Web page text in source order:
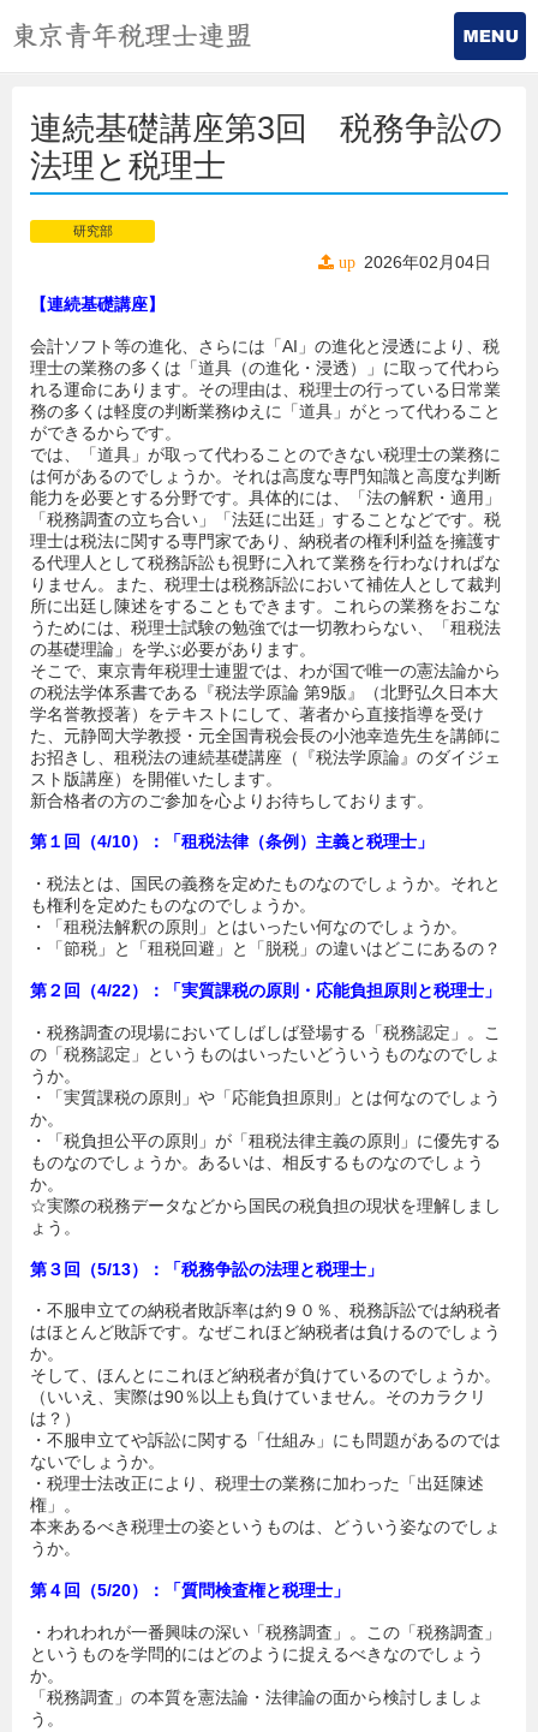
連続基礎講座第3回 税務争訟の
法理と税理士
研究部
up 2026年02月04日
【連続基礎講座】
会計ソフト等の進化、さらには「AI」の進化と浸透により、税
理士の業務の多くは「道具（の進化・浸透）」に取って代わら
れる運命にあります。その理由は、税理士の行っている日常業
務の多くは軽度の判断業務ゆえに「道具」がとって代わること
ができるからです。
では、「道具」が取って代わることのできない税理士の業務に
は何があるのでしょうか。それは高度な専門知識と高度な判断
能力を必要とする分野です。具体的には、「法の解釈・適用」
「税務調査の立ち合い」「法廷に出廷」することなどです。税
理士は税法に関する専門家であり、納税者の権利利益を擁護す
る代理人として税務訴訟も視野に入れて業務を行わなければな
りません。また、税理士は税務訴訟において補佐人として裁判
所に出廷し陳述をすることもできます。これらの業務をおこな
うためには、税理士試験の勉強では一切教わらない、「租税法
の基礎理論」を学ぶ必要があります。
そこで、東京青年税理士連盟では、わが国で唯一の憲法論から
の税法学体系書である『税法学原論 第9版』（北野弘久日本大
学名誉教授著）をテキストにして、著者から直接指導を受け
た、元静岡大学教授・元全国青税会長の小池幸造先生を講師に
お招きし、租税法の連続基礎講座（『税法学原論』のダイジェ
スト版講座）を開催いたします。
新合格者の方のご参加を心よりお待ちしております。
第１回（4/10）：「租税法律（条例）主義と税理士」
・税法とは、国民の義務を定めたものなのでしょうか。それと
も権利を定めたものなのでしょうか。
・「租税法解釈の原則」とはいったい何なのでしょうか。
・「節税」と「租税回避」と「脱税」の違いはどこにあるの？
第２回（4/22）：「実質課税の原則・応能負担原則と税理士」
・税務調査の現場においてしばしば登場する「税務認定」。こ
の「税務認定」というものはいったいどういうものなのでしょ
うか。
・「実質課税の原則」や「応能負担原則」とは何なのでしょう
か。
・「税負担公平の原則」が「租税法律主義の原則」に優先する
ものなのでしょうか。あるいは、相反するものなのでしょう
か。
☆実際の税務データなどから国民の税負担の現状を理解しまし
ょう。
第３回（5/13）：「税務争訟の法理と税理士」
・不服申立ての納税者敗訴率は約９０％、税務訴訟では納税者
はほとんど敗訴です。なぜこれほど納税者は負けるのでしょう
か。
そして、ほんとにこれほど納税者が負けているのでしょうか。
（いいえ、実際は90％以上も負けていません。そのカラクリ
は？）
・不服申立てや訴訟に関する「仕組み」にも問題があるのでは
ないでしょうか。
・税理士法改正により、税理士の業務に加わった「出廷陳述
権」。
本来あるべき税理士の姿というものは、どういう姿なのでしょ
うか。
第４回（5/20）：「質問検査権と税理士」
・われわれが一番興味の深い「税務調査」。この「税務調査」
というものを学問的にはどのように捉えるべきなのでしょう
か。
「税務調査」の本質を憲法論・法律論の面から検討しましょ
う。